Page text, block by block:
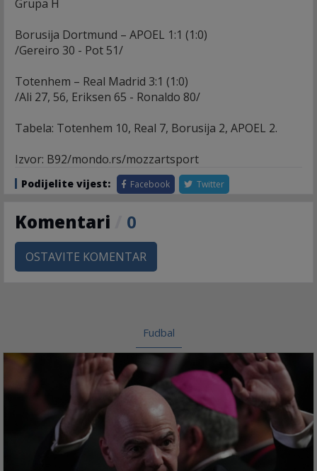
Grupa H
Borusija Dortmund – APOEL 1:1 (1:0)
/Gereiro 30 - Pot 51/
Totenhem – Real Madrid 3:1 (1:0)
/Ali 27, 56, Eriksen 65 - Ronaldo 80/
Tabela: Totenhem 10, Real 7, Borusija 2, APOEL 2.
Izvor: B92/mondo.rs/mozzartsport
Podijelite vijest: Facebook Twitter
Komentari 0
OSTAVITE KOMENTAR
Fudbal